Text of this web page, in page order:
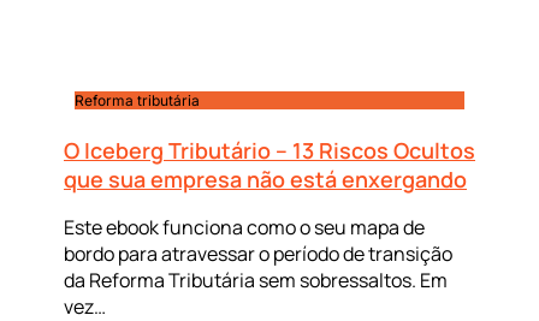
Reforma tributária
O Iceberg Tributário – 13 Riscos Ocultos
que sua empresa não está enxergando
Este ebook funciona como o seu mapa de
bordo para atravessar o período de transição
da Reforma Tributária sem sobressaltos. Em
vez…